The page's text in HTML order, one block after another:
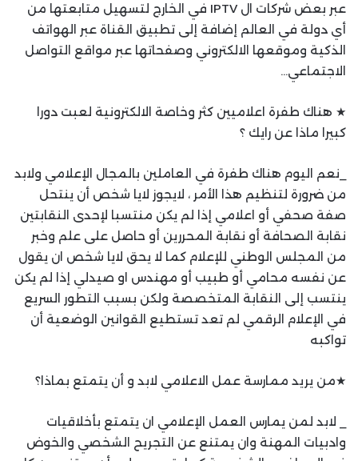
عبر بعض شركات ال IPTV في الخارج لتسهيل متابعتها من
أي دولة في العالم إضافة إلى تطبيق القناة عبر الهواتف
الذكية وموقعها الالكتروني وصفحاتها عبر مواقع التواصل
الاجتماعي…
★ هناك طفرة اعلاميين كثر وخاصة الالكترونية لعبت دورا
كبيرا ماذا عن رايك ؟
_نعم اليوم هناك طفرة في العاملين بالمجال الإعلامي ولابد
من ضرورة لتنظيم هذا الأمر ، لايجوز لايا شخص أن ينتحل
صفة صحفي أو اعلامي إذا لم يكن منتسبا لإحدى النقابتين
نقابة الصحافة أو نقابة المحررين أو حاصل على علم وخبر
من المجلس الوطني للإعلام كما لا يحق لايا شخص ان يقول
عن نفسه محامي أو طبيب أو مهندس او صيدلي إذا لم يكن
ينتسب إلى النقابة المتخصصة ولكن بسبب التطور السريع
في الإعلام الرقمي لم تعد تستطيع القوانين الوضعية أن
تواكبه
★من يريد ممارسة عمل الاعلامي لابد و أن يتمتع بماذا؟
_ لابد لمن يمارس العمل الإعلامي ان يتمتع بأخلاقيات
وادبيات المهنة وان يمتنع عن التجريح الشخصي والخوض